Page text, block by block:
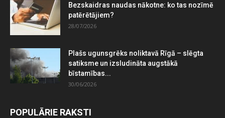
Bezskaidras naudas nākotne: ko tas nozīmē
patērētājiem?
28/07/2026
Plašs ugunsgrēks noliktavā Rīgā – slēgta
satiksme un izsludināta augstākā
bīstamības...
30/06/2026
POPULĀRIE RAKSTI